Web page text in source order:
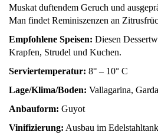
Muskat duftendem Geruch und
Man findet Reminiszenzen an
Empfohlene Speisen: Diesen
Krapfen, Strudel und Kuchen.
Serviertemperatur: 8° – 10° C
Lage/Klima/Boden: Vallagarina,
Anbauform: Guyot
Vinifizierung: Ausbau im Edelstahltank